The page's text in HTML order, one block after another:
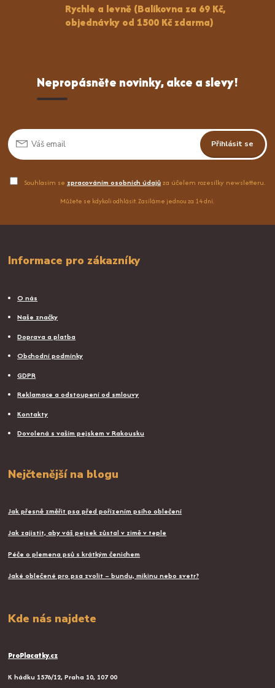
Rychle a levně (Balíkovna za 69 Kč,
objednávky od 1500 Kč zdarma)
Nepropásněte novinky, akce a slevy!
Přihlásit se
Souhlasím se zpracováním osobních údajůza účelem rozesílky newsletteru.
Můžete se kdykoli odhlásit. Zasíláme jednou za 14 dní.
Informace pro zákazníky
O nás
Naše značky
Doprava a platba
Obchodní podmínky
GDPR
Reklamace a odstoupení od smlouvy
Kontakty
Dovolená s vaším pejskem v Rakousku
Nejčtenější na blogu
Jak přesně změřit psa před pořízením psího oblečení
Jak zajistit, aby váš pejsek zůstal v zimě v teple
Péče o plemena psů s krátkým čenichem
Jaké oblečené pro psa zvolit – bundu, mikinu nebo svetr?
Kde nás najdete
ProPlacatky.cz
K hádku 1576/12, Praha 10, 107 00